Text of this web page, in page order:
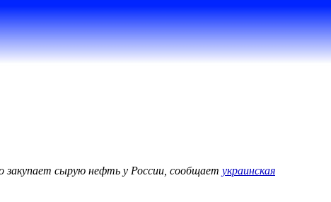
закупает сырую нефть у России, сообщает украинская